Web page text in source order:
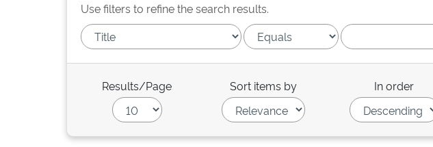
Use filters to refine the search results.
Results/Page Sort items by In order